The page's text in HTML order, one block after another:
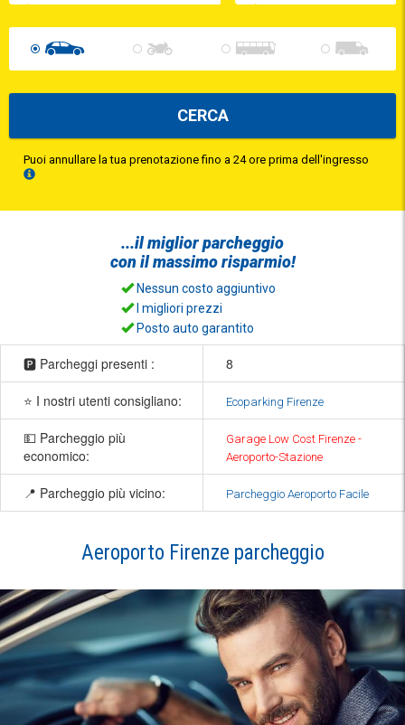
CERCA
Puoi annullare la tua prenotazione fino a 24 ore prima dell'ingresso
...ilmiglior parcheggio
con ilmassimo risparmio!
Nessun costo aggiuntivo
I migliori prezzi
Posto auto garantito
🅿️ Parcheggi presenti : 8
⭐ I nostri utenti consigliano: Ecoparking Firenze
💵 Parcheggio più
economico:
Garage Low Cost Firenze -
Aeroporto-Stazione
📍 Parcheggio più vicino: Parcheggio Aeroporto Facile
Aeroporto Firenze parcheggio